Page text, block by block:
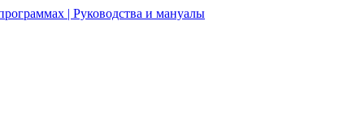
| Руководства и мануалы